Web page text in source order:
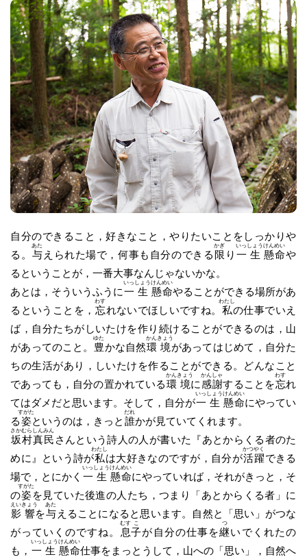
自分のできること，好きなこと，やりたいことをしっかりや
る。 与
あた
えられた場で，何事も自分のできる 限
かぎ
り 一
いっ
生
しょう
懸
けん
命
めい
や
るということが，一番大事なんじゃないかな。
あとは，そういうふうに一
いっ
生
しょう
懸
けん
命
めい
やることができる場所があ
るということを， 忘
わす
れないでほしいですね。 私
わたし
の仕事でいえ
ば，自分たちがしいたけを作り続けることができるのは，山
があってのこと。 豊
ゆた
かな自然環
かん
境
きょう
があってはじめて，自分た
ちの生活があり，しいたけを作ることができる。どんなこと
であっても，自分の置かれている環
かん
境
きょう
に感
かん
謝
しゃ
することを忘
わす
れ
てはダメだと思います。そして，自分が一
いっ
生
しょう
懸
けん
命
めい
にやってい
る姿
すがた
というのは，きっと 誰
だれ
かが見ていてくれます。
坂
さか
村
むら
真
しん
民
みん
さんという詩人の人が書いた『あとからくる者のた
めに』という詩が私
わたし
は大好きなのですが，自分が活
かつ
躍
やく
できる
場で，とにかく 一
いっ
生
しょう
懸
けん
命
めい
にやっていれば，それがきっと，そ
の姿
すがた
を見ていた後進の人たち，つまり「あとからくる者」に
影
えい
響
きょう
を与
あた
えることになると思います。自然と「思い」がつな
がっていくのですね。 息
むす
子
こ
が自分の仕事を継
つ
いでくれたの
も， 一
いっ
生
しょう
懸
けん
命
めい
仕事をまっとうして，山への「思い」，自然へ